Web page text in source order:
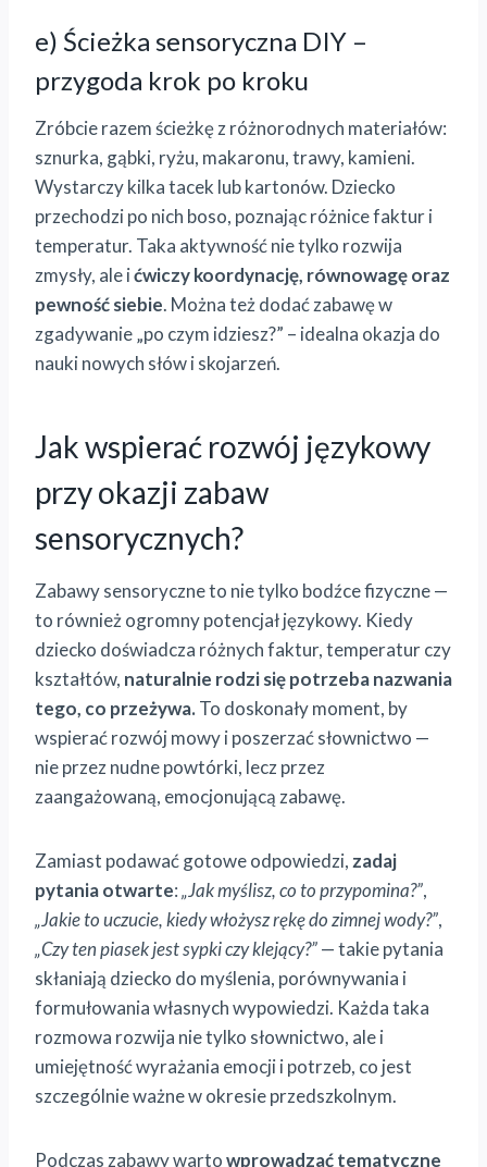
e) Ścieżka sensoryczna DIY –
przygoda krok po kroku
Zróbcie razem ścieżkę z różnorodnych materiałów:
sznurka, gąbki, ryżu, makaronu, trawy, kamieni.
Wystarczy kilka tacek lub kartonów. Dziecko
przechodzi po nich boso, poznając różnice faktur i
temperatur. Taka aktywność nie tylko rozwija
zmysły, ale ićwiczy koordynację, równowagę oraz
pewność siebie. Można też dodać zabawę w
zgadywanie „po czym idziesz?” – idealna okazja do
nauki nowych słów i skojarzeń.
Jak wspierać rozwój językowy
przy okazji zabaw
sensorycznych?
Zabawy sensoryczne to nie tylko bodźce fizyczne —
to również ogromny potencjał językowy. Kiedy
dziecko doświadcza różnych faktur, temperatur czy
kształtów, naturalnie rodzi się potrzeba nazwania
tego, co przeżywa.To doskonały moment, by
wspierać rozwój mowy i poszerzać słownictwo —
nie przez nudne powtórki, lecz przez
zaangażowaną, emocjonującą zabawę.
Zamiast podawać gotowe odpowiedzi,zadaj
pytania otwarte:„Jak myślisz, co to przypomina?”,
„Jakie to uczucie, kiedy włożysz rękę do zimnej wody?”,
„Czy ten piasek jest sypki czy klejący?”— takie pytania
skłaniają dziecko do myślenia, porównywania i
formułowania własnych wypowiedzi. Każda taka
rozmowa rozwija nie tylko słownictwo, ale i
umiejętność wyrażania emocji i potrzeb, co jest
szczególnie ważne w okresie przedszkolnym.
Podczas zabawy wartowprowadzać tematyczne